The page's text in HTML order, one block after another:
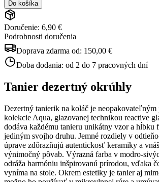
Do košíka
Doručenie: 6,90 €
Podrobnosti doručenia
Doprava zdarma od: 150,00 €
Doba dodania: od 2 do 7 pracovných dní
Tanier dezertný okrúhly
Dezertný tanierik na koláč je
kolekcie Aqua, glazovanej technikou reactive
dodáva každému tanieru unikátny vzor a hĺbku
jediným svojho druhu. Jemné rozdiely v
úprave zdôrazňujú autentickosť keramiky a
výnimočný pôvab. Výrazná farba v modro-
odráža harmóniu inšpirovanú prírodou, vďaka
vyníma na stole. Okrem estetiky je tanier aj